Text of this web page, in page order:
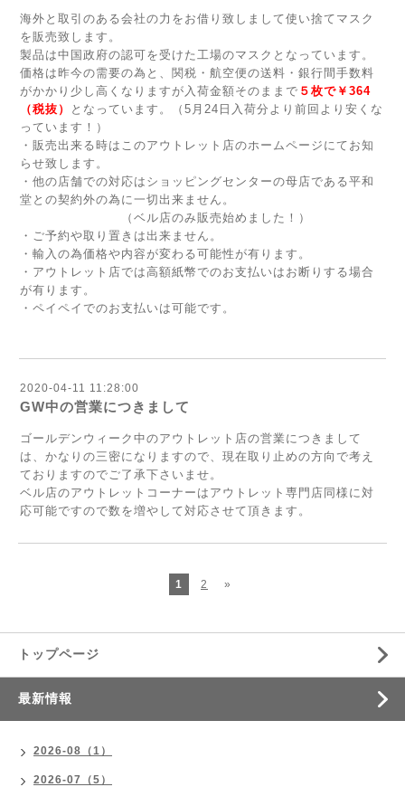
海外と取引のある会社の力をお借り致しまして使い捨てマスク
を販売致します。
製品は中国政府の認可を受けた工場のマスクとなっています。
価格は昨今の需要の為と、関税・航空便の送料・銀行間手数料
がかかり少し高くなりますが入荷金額そのままで ５枚で￥364
（税抜）
となっています。（5月24日入荷分より前回より安くな
っています！）
・販売出来る時はこのアウトレット店のホームページにてお知
らせ致します。
・他の店舗での対応はショッピングセンターの母店である平和
堂との契約外の為に一切出来ません。
（ベル店のみ販売始めました！）
・ご予約や取り置きは出来ません。
・輸入の為価格や内容が変わる可能性が有ります。
・アウトレット店では高額紙幣でのお支払いはお断りする場合
が有ります。
・ペイペイでのお支払いは可能です。
2020-04-11 11:28:00
GW中の営業につきまして
ゴールデンウィーク中のアウトレット店の営業につきまして
は、かなりの三密になりますので、現在取り止めの方向で考え
ておりますのでご了承下さいませ。
ベル店のアウトレットコーナーはアウトレット専門店同様に対
応可能ですので数を増やして対応させて頂きます。
1 2 »
トップページ
最新情報
2026-08（1）
2026-07（5）